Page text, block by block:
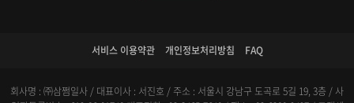
서비스 이용약관 개인정보처리방침 FAQ
회사명 : ㈜삼쩜일사 / 대표이사 : 서진호 / 주소 : 서울시 강남구 도곡로 5길 19, 3층 / 사